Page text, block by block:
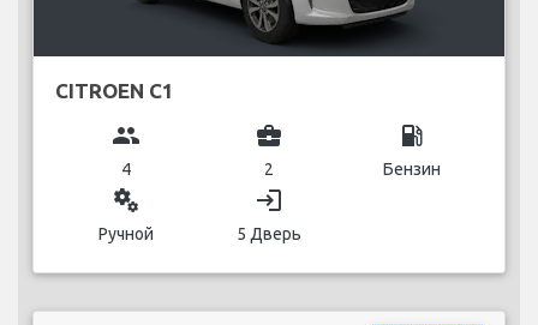
CITROEN C1
group
4
business_center
2
local_gas_station
Бензин
miscellaneous_services
Ручной
login
5 Дверь